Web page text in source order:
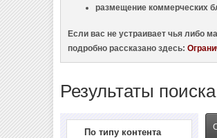
размещение коммерческих
Если вас не устраивает чья либо
подробно рассказано здесь:
Результаты поиска
По типу контента